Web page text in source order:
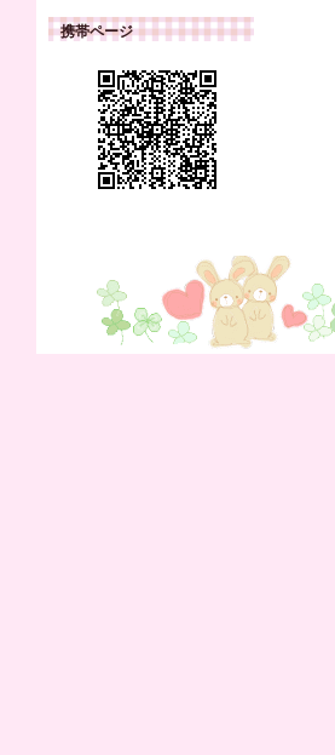
携帯ページ